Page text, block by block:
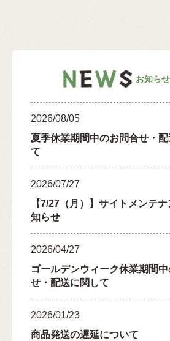
お知ら
2026/08/05
夏季休業期間中のお問合せ・配
て
2026/07/27
【7/27（月）】サイトメンテ
知らせ
2026/04/27
ゴールデンウィーク休業期間
せ・配送に関して
2026/01/23
商品発送の遅延について